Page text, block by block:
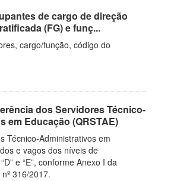
de cargo de direção
(FG) e funç...
cargo/função, código do
dos Servidores Técnico-
em Educação (QRSTAE)
Técnico-Administrativos em
e vagos dos níveis de
e “E”, conforme Anexo I da
316/2017.